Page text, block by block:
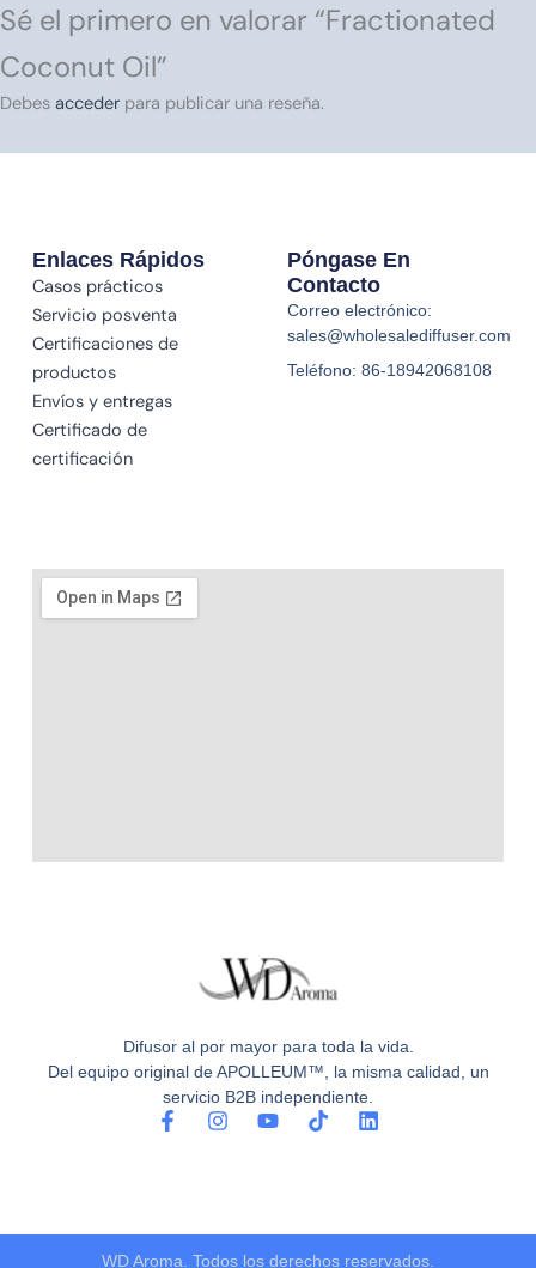
Sé el primero en valorar “Fractionated
Coconut Oil”
Debes acceder para publicar una reseña.
Difusor al por mayor para toda la vida.
Del equipo original de APOLLEUM™, la misma calidad, un
servicio B2B independiente.
F
a
I
r
Y
e
T
i
L
Enlaces Rápidos
Casos prácticos
Servicio posventa
Certificaciones de
productos
Envíos y entregas
Certificado de
certificación
Póngase En
Contacto
Correo electrónico:
sales@wholesalediffuser.com
Teléfono: 86-18942068108
WD Aroma. Todos los derechos reservados.